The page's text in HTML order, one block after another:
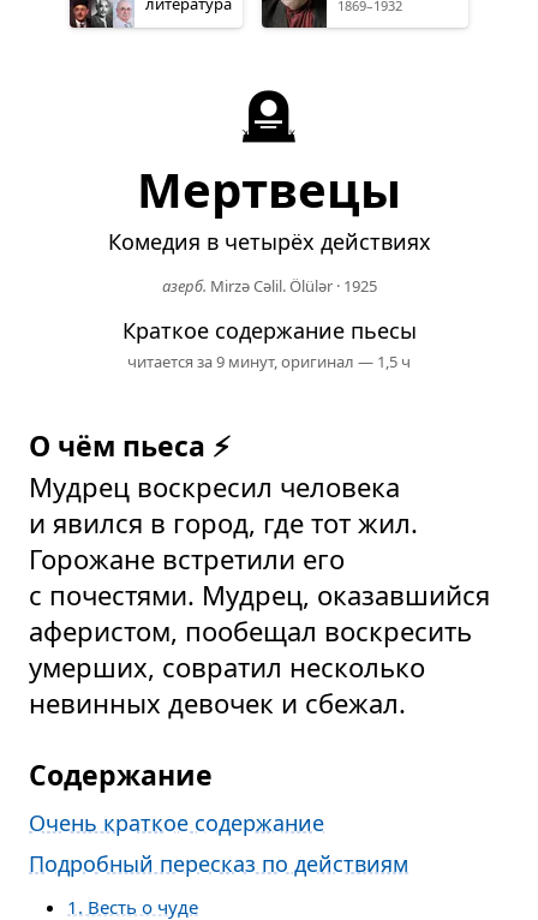
1869–1932
🪦
Мертвецы
Комедия в четырёх действиях
азерб. Mirzə Cəlil. Ölülər· 1925
Краткое содержание пьесы
читается за 9 минут, оригинал — 1,5 ч
О чём пьеса ⚡
Мудрец воскресил человека
и явился в город, где тот жил.
Горожане встретили его
с почестями. Мудрец, оказавшийся
аферистом, пообещал воскресить
умерших, совратил несколько
невинных девочек и сбежал.
Содержание
Очень краткое содержание
Подробный пересказ по действиям
1. Весть о чуде